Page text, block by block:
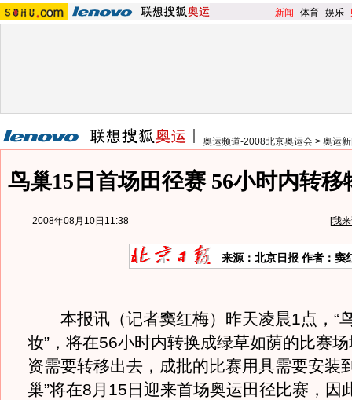
新闻 -体育-娱乐-
奥运频道-2008北京奥运会 > 奥运
鸟巢15日首场田径赛 56小时内转
2008年08月10日11:38 [我
来源：北京日报 作者：窦
本报讯（记者窦红梅）昨天凌晨1点，“鸟
妆”，将在56小时内转换成绿草如荫的比赛
资需要转移出去，成批的比赛用具需要安装
巢”将在8月15日迎来首场奥运田径比赛，因